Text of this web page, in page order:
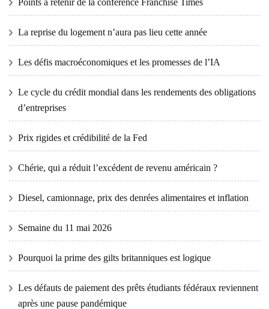
Points à retenir de la conférence Franchise Times
La reprise du logement n’aura pas lieu cette année
Les défis macroéconomiques et les promesses de l’IA
Le cycle du crédit mondial dans les rendements des obligations
d’entreprises
Prix ​​​​rigides et crédibilité de la Fed
Chérie, qui a réduit l’excédent de revenu américain ?
Diesel, camionnage, prix des denrées alimentaires et inflation
Semaine du 11 mai 2026
Pourquoi la prime des gilts britanniques est logique
Les défauts de paiement des prêts étudiants fédéraux reviennent
après une pause pandémique